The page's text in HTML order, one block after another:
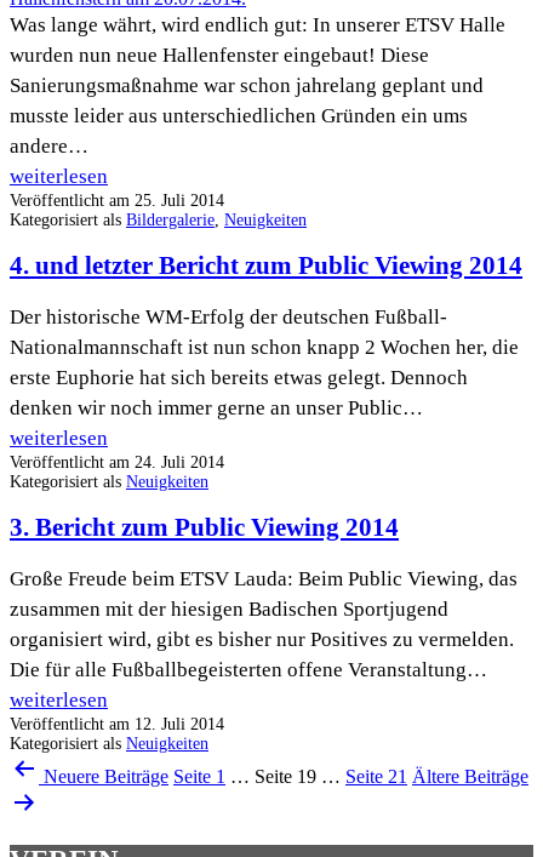
Halle
Was lange währt, wird endlich gut: In unserer ETSV Halle
wurden nun neue Hallenfenster eingebaut! Diese
Sanierungsmaßnahme war schon jahrelang geplant und
musste leider aus unterschiedlichen Gründen ein ums
andere…
Neue
Hallenfenster
der
Halle
eingebaut
weiterlesen
Veröffentlicht am 25. Juli 2014
Kategorisiert als Bildergalerie Neuigkeiten
4. und letzter Bericht zum Public Viewing 2014
Der historische WM-Erfolg der deutschen Fußball-
Nationalmannschaft ist nun schon knapp 2 Wochen her, die
erste Euphorie hat sich bereits etwas gelegt. Dennoch
denken wir noch immer gerne an unser Public…
4.
und
letzter
Bericht
Public
Viewing
2014
weiterlesen
Veröffentlicht am 24. Juli 2014
Kategorisiert als Neuigkeiten
3. Bericht zum Public Viewing 2014
Große Freude beim ETSV Lauda: Beim Public Viewing, das
zusammen mit der hiesigen Badischen Sportjugend
organisiert wird, gibt es bisher nur Positives zu vermelden.
Die für alle Fußballbegeisterten offene Veranstaltung…
3.
Bericht
zum
Public
2014
weiterlesen
Veröffentlicht am 12. Juli 2014
Kategorisiert als Neuigkeiten
Seitennummerierung
der
Neuere Beiträge Seite 1 … Seite 19 … Seite 21 Ältere Beiträge